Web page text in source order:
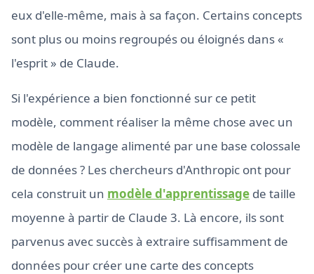
eux d'elle-même, mais à sa façon. Certains concepts
sont plus ou moins regroupés ou éloignés dans «
l'esprit » de Claude.
Si l'expérience a bien fonctionné sur ce petit
modèle, comment réaliser la même chose avec un
modèle de langage alimenté par une base colossale
de données ? Les chercheurs d'Anthropic ont pour
cela construit un modèle d'apprentissage de taille
moyenne à partir de Claude 3. Là encore, ils sont
parvenus avec succès à extraire suffisamment de
données pour créer une carte des concepts